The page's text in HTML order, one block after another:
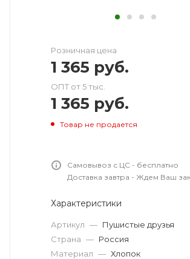
Розничная цена
1 365 руб.
ОПТ от 5 тыс.
1 365 руб.
Товар не продается
Самовывоз с ЦС - бесплатно
Доставка завтра - Ждем Ваш
Характеристики
Артикул — Пушистые друзья
Страна — Россия
Материал — Хлопок